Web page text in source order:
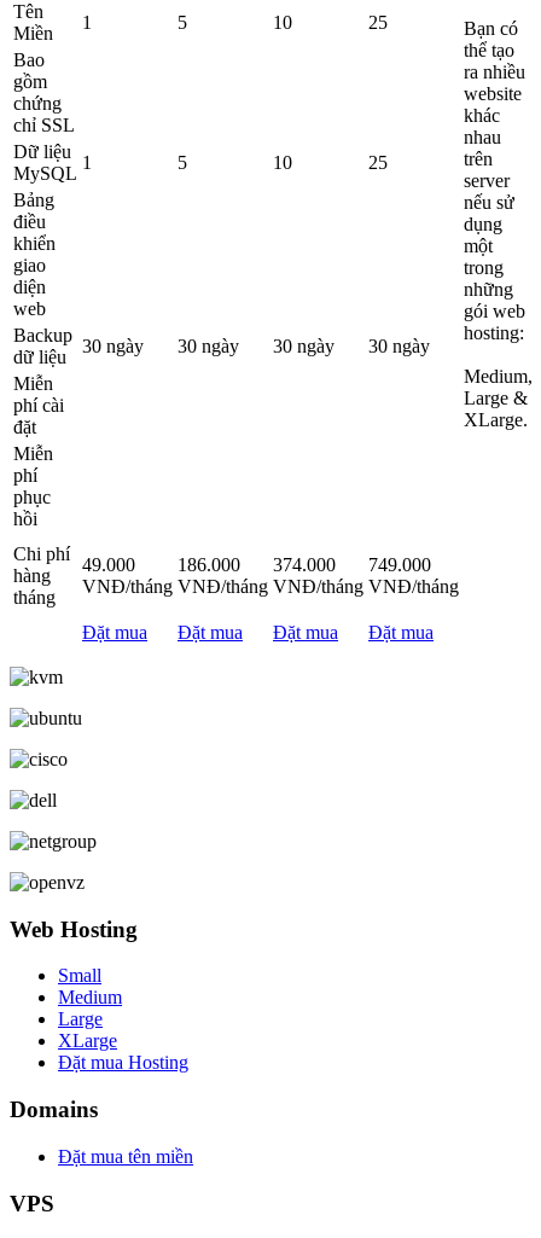
Bạn có
thể tạo
ra nhiều
website
khác
nhau
trên
server
nếu sử
dụng
một
trong
những
gói web
hosting:
Medium,
Large &
XLarge.
Tên
Miền
1 5 10
25
Bao
gồm
chứng
chỉ SSL
Dữ liệu
MySQL
1 5 10
25
Bảng
điều
khiển
giao
diện
web
Backup
dữ liệu
30 ngày 30 ngày 30 ngày
30 ngày
Miễn
phí cài
đặt
Miễn
phí
phục
hồi
Chi phí
hàng
tháng
49.000
VNĐ/tháng
186.000
VNĐ/tháng
374.000
VNĐ/tháng
749.000
VNĐ/tháng
Đặt mua Đặt mua Đặt mua Đặt mua
Web Hosting
Small
Medium
Large
XLarge
Đặt mua Hosting
Domains
Đặt mua tên miền
VPS